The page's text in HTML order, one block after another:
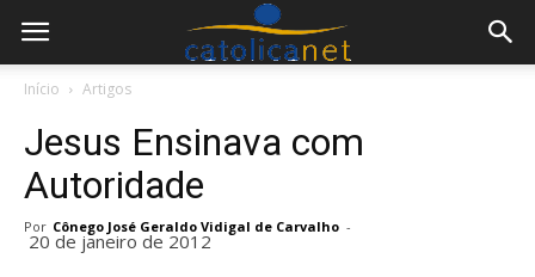
Início Artigos
Jesus Ensinava com
Autoridade
Por Cônego José Geraldo Vidigal de Carvalho -
20 de janeiro de 2012